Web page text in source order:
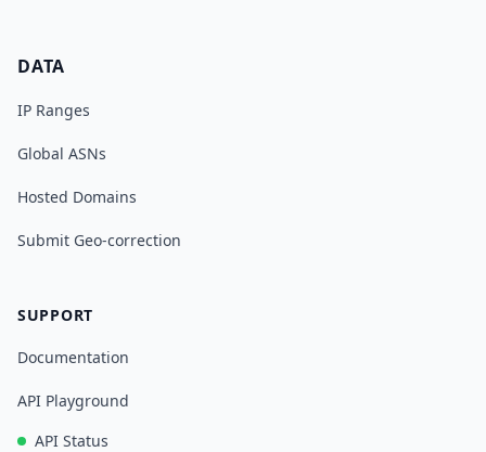
DATA
IP Ranges
Global ASNs
Hosted Domains
Submit Geo-correction
SUPPORT
Documentation
API Playground
API Status